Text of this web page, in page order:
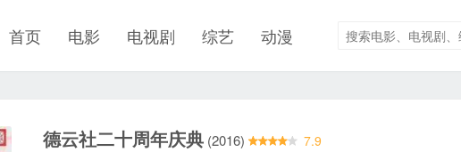
首页 电影 电视剧 综艺 动漫
德云社二十周年庆典 (2016)
7.9